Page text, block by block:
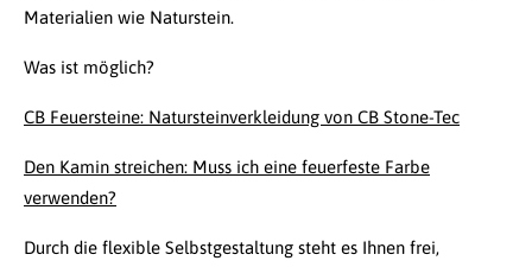
Materialien wie Naturstein.
Was ist möglich?
CB Feuersteine: Natursteinverkleidung von CB Stone-Tec
Den Kamin streichen: Muss ich eine feuerfeste Farbe
verwenden?
Durch die flexible Selbstgestaltung steht es Ihnen frei,